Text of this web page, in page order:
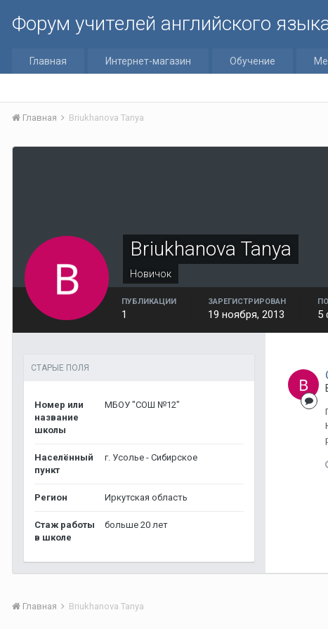
Форум учителей английского
Главная Интернет-магазин Обучение
Главная Briukhanova Tanya
Briukhanova Tanya
Новичок
ПУБЛИКАЦИИ
1
ЗАРЕГИСТРИРОВАН
19 ноября, 2013 5
СТАРЫЕ ПОЛЯ
Номер или
название
школы
МБОУ "СОШ №12"
Населённый
пункт
г. Усолье - Сибирское
Регион Иркутская область
Стаж работы
в школе
больше 20 лет
Главная Briukhanova Tanya